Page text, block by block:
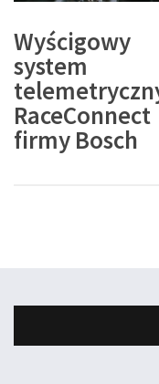
Wyścigowy
system
RaceConnect
firmy Bosch